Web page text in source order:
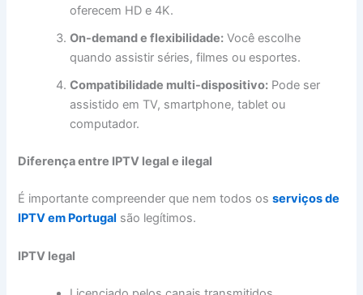
oferecem HD e 4K.
On-demand e flexibilidade: Você escolhe
quando assistir séries, filmes ou esportes.
Compatibilidade multi-dispositivo: Pode ser
assistido em TV, smartphone, tablet ou
computador.
Diferença entre IPTV legal e ilegal
É importante compreender que nem todos osserviços de
IPTV em Portugal são legítimos.
IPTV legal